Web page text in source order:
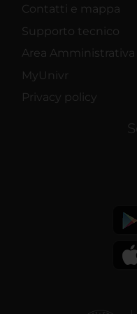
Contatti e mappa
Supporto tecnico
Area Amministrativa
MyUnivr
Privacy policy